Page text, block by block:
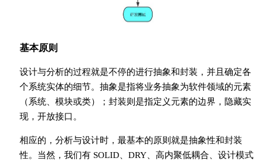
基本原则
设计与分析的过程就是不停的进行抽象和封装，并且确定各
个系统实体的细节。抽象是指将业务抽象为软件领域的元素
（系统、模块或类）；封装则是指定义元素的边界，隐藏实
现，开放接口。
相应的，分析与设计时，最基本的原则就是抽象性和封装
性。当然，我们有 SOLID、DRY、高内聚低耦合、设计模式